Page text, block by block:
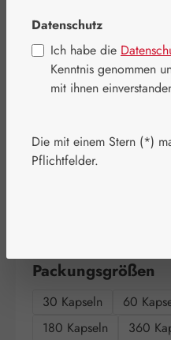
Regulärer Preis:
766,50 €
Inhalt:0.211 Kilogramm
Packungsgrößen
30 Kapseln 60
180 Kapseln
360
Datenschutz
Ich habe die
Kenntnis genommen
mit ihnen
Die mit einem Stern (*)
Pflichtfelder.